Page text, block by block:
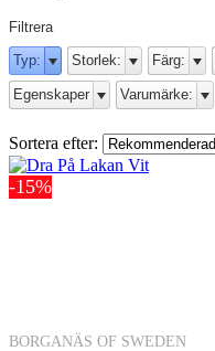
Filtrera
Typ:
Storlek: Färg:
Egenskaper Varumärke:
Sortera efter:
-15%
BORGANÄS OF SWEDEN